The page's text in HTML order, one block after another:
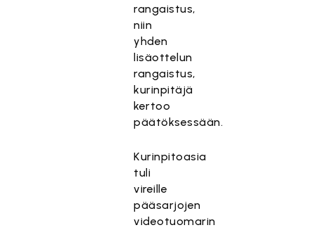
rangaistus,
niin
yhden
lisäottelun
rangaistus,
kurinpitäjä
kertoo
päätöksessään.
Kurinpitoasia
tuli
vireille
pääsarjojen
videotuomarin